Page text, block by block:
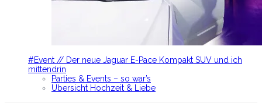
#Event // Der neue Jaguar E-Pace Kompakt SUV und ich
mittendrin
Parties & Events – so war’s
Übersicht Hochzeit & Liebe